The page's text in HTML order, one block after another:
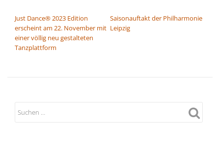
Just Dance® 2023 Edition
erscheint am 22. November mit
einer völlig neu gestalteten
Tanzplattform
Saisonauftakt der Philharmonie
Leipzig